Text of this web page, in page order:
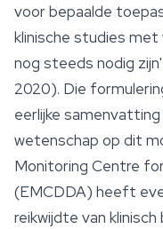
voor bepaalde
klinische studies
nog steeds nodig
2020). Die
eerlijke
wetenschap op dit
Monitoring Centre
(EMCDDA) heeft
reikwijdte van klinisch